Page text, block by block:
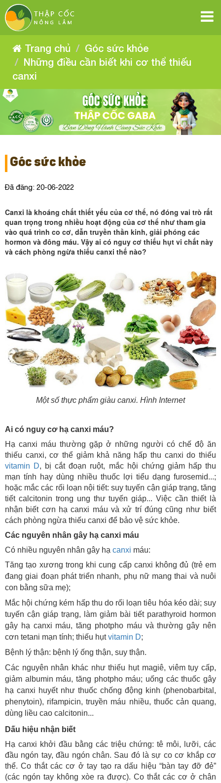
Những
điều
cần
biết
khi
cơ
thể
canxi
Những
điều
cần
biết
khi
cơ
thể
thiếu
canxi
Những
điều
cần
biết
khi
thể
thiếu
canxi
Những
điều
cần
biết
thiếu
canxi
Những
điều
cần
biết
canxi
Những
điều
cần
biết
thiếu
canxi
Trang chủ
Góc sức khỏe
Những điều cần biết khi cơ thể thiếu
canxi
Góc sức khỏe
Đã đăng: 20-06-2022
Canxi là khoáng chất thiết yếu của cơ thể, nó đóng vai trò rất
quan trọng trong nhiều hoạt động của cơ thể như tham gia
vào quá trình co cơ, dẫn truyền thần kinh, giải phóng các
hormon và đông máu. Vậy ai có nguy cơ thiếu hụt vi chất này
và cách phòng ngừa thiếu canxi thế nào?
Một số thực phẩm giàu canxi. Hình Internet
Ai có nguy cơ hạ canxi máu?
Hạ canxi máu thường gặp ở những người có chế độ ăn
thiếu canxi, cơ thể giảm khả năng hấp thu canxi do thiếu
vitamin D, bị cắt đoạn ruột, mắc hội chứng giảm hấp thu
mạn tính hay dùng nhiều thuốc lợi tiểu dạng furosemid...;
hoặc mắc các rối loạn nội tiết: suy tuyến cận giáp trạng, tăng
tiết calcitonin trong ung thư tuyến giáp... Việc cần thiết là
nhận biết cơn hạ canxi máu và xử trí đúng cũng như biết
cách phòng ngừa thiếu canxi để bảo vệ sức khỏe.
Các nguyên nhân gây hạ canxi máu
Có nhiều nguyên nhân gây hạ canxi máu:
Tăng tạo xương trong khi cung cấp canxi không đủ (trẻ em
đang giai đoạn phát triển nhanh, phụ nữ mang thai và nuôi
con bằng sữa mẹ);
Mắc hội chứng kém hấp thu do rối loạn tiêu hóa kéo dài; suy
tuyến cận giáp trạng, làm giảm bài tiết parathyroid hormon
gây hạ canxi máu, tăng photpho máu và thường gây nên
cơn tetani mạn tính; thiếu hụtvitamin D;
Bệnh lý thận: bệnh lý ống thận, suy thận.
Các nguyên nhân khác như thiếu hụt magiê, viêm tụy cấp,
giảm albumin máu, tăng photpho máu; uống các thuốc gây
hạ canxi huyết như thuốc chống động kinh (phenobarbital,
phenytoin), rifampicin, truyền máu nhiều, thuốc cản quang,
dùng liều cao calcitonin...
Dấu hiệu nhận biết
Hạ canxi khởi đầu bằng các triệu chứng: tê môi, lưỡi, các
đầu ngón tay, đầu ngón chân. Sau đó là sự co cơ khắp cơ
thể. Co thắt các cơ ở tay tạo ra dấu hiệu “bàn tay đỡ đẻ”
(các ngón tay không xòe ra được). Co thắt các cơ ở chân